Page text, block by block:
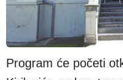
Program će početi